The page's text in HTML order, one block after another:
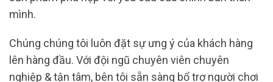
mình.
Chúng chúng tôi luôn đặt sự ưng ý của khách hàng
lên hàng đầu. Với đội ngũ chuyên viên chuyên
nghiệp & tận tâm, bên tôi sẵn sàng bổ trợ người chơi